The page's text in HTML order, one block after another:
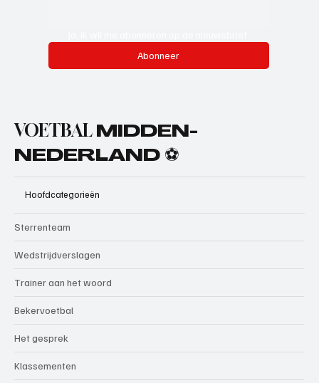
Abonneer
VOETBAL MIDDEN-
NEDERLAND ⚽
Hoofdcategorieën
Sterrenteam
Wedstrijdverslagen
Trainer aan het woord
Bekervoetbal
Het gesprek
Klassementen